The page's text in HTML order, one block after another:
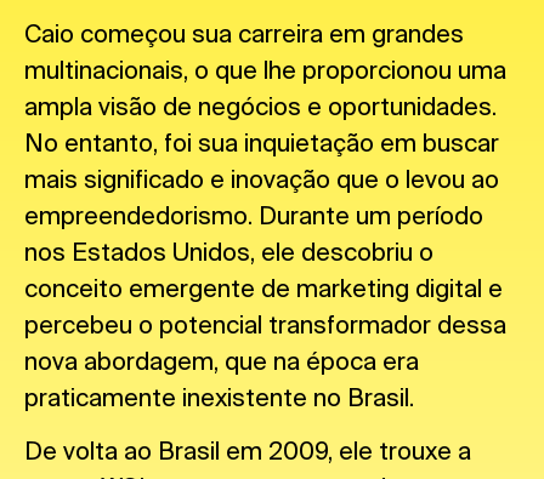
Caio começou sua carreira em grandes
multinacionais, o que lhe proporcionou uma
ampla visão de negócios e oportunidades.
No entanto, foi sua inquietação em buscar
mais significado e inovação que o levou ao
empreendedorismo. Durante um período
nos Estados Unidos, ele descobriu o
conceito emergente de marketing digital e
percebeu o potencial transformador dessa
nova abordagem, que na época era
praticamente inexistente no Brasil.
De volta ao Brasil em 2009, ele trouxe a